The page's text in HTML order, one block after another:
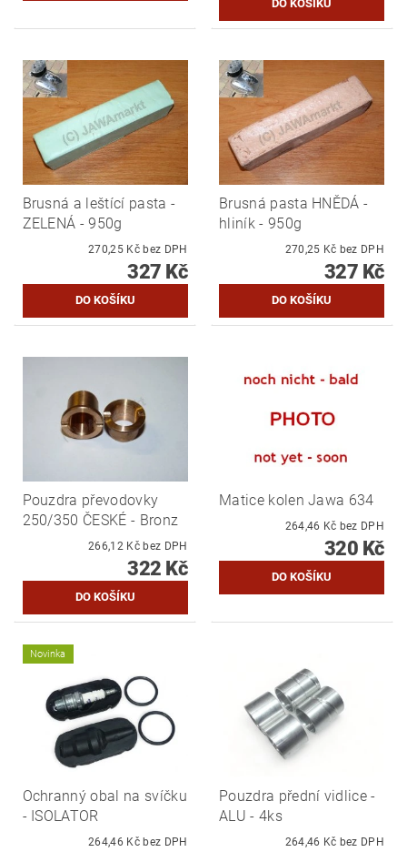
Brusná a leštící pasta -
ZELENÁ - 950g
270,25 Kč bez DPH
327 Kč
Brusná pasta HNĚDÁ -
hliník - 950g
270,25 Kč bez DPH
327 Kč
Pouzdra převodovky
250/350 ČESKÉ - Bronz
266,12 Kč bez DPH
322 Kč
Matice kolen Jawa 634
264,46 Kč bez DPH
320 Kč
Novinka
Ochranný obal na svíčku
- ISOLATOR
264,46 Kč bez DPH
Pouzdra přední vidlice -
ALU - 4ks
264,46 Kč bez DPH